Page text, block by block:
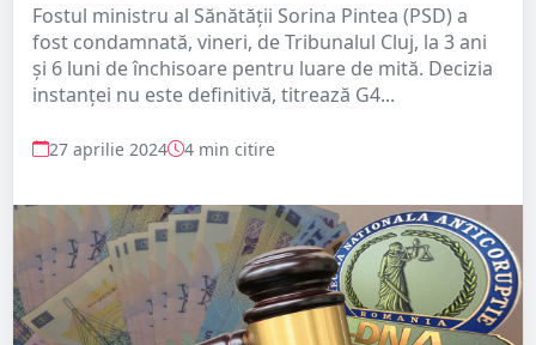
Fostul ministru al Sănătății Sorina Pintea (PSD) a
fost condamnată, vineri, de Tribunalul Cluj, la 3 ani
și 6 luni de închisoare pentru luare de mită. Decizia
instanței nu este definitivă, titrează G4...
27 aprilie 2024 4 min citire